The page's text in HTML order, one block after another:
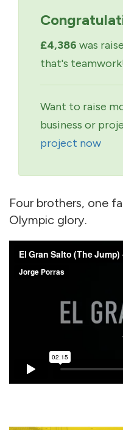
£4,386 was
that's
Want to raise
business or
project now
Four brothers, one
Olympic glory.